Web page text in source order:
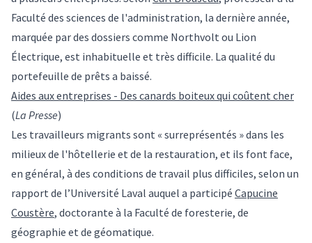
Faculté des sciences de l'administration, la dernière année,
marquée par des dossiers comme Northvolt ou Lion
Électrique, est inhabituelle et très difficile. La qualité du
portefeuille de prêts a baissé.
Aides aux entreprises - Des canards boiteux qui coûtent cher
(La Presse)
Les travailleurs migrants sont « surreprésentés » dans les
milieux de l'hôtellerie et de la restauration, et ils font face,
en général, à des conditions de travail plus difficiles, selon un
rapport de l’Université Laval auquel a participé Capucine
Coustère, doctorante à la Faculté de foresterie, de
géographie et de géomatique.